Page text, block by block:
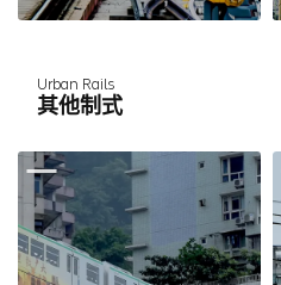
Urban Rails
其他制式